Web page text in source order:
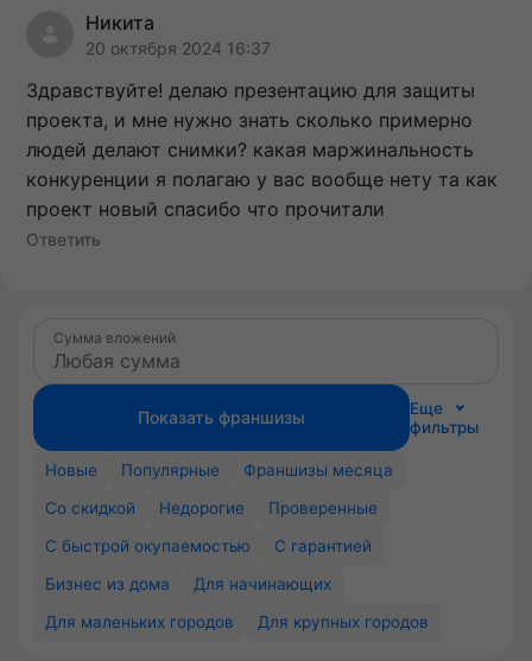
Никита
20 октября 2024 16:37
Здравствуйте! делаю презентацию для защиты
проекта, и мне нужно знать сколько примерно
людей делают снимки? какая маржинальность
конкуренции я полагаю у вас вообще нету та как
проект новый спасибо что прочитали
Ответить
Сумма вложений
Показать франшизы
Еще
фильтры
Новые Популярные
Франшизы месяца
Со скидкой
Недорогие
Проверенные
С быстрой окупаемостью
С гарантией
Бизнес из дома
Для начинающих
Для маленьких городов
Для крупных городов